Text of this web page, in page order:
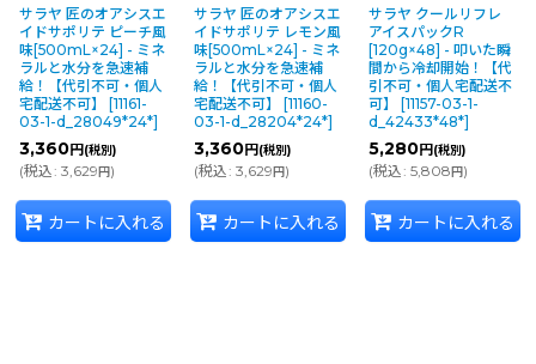
サラヤ 匠のオアシスエ
イドサポリテ ピーチ風
味[500mL×24] - ミネ
ラルと水分を急速補
給！【代引不可・個人
宅配送不可】
[11161-
03-1-d_28049*24*]
3,360円 (税別)
(税込: 3,629 円)
カートに入れる
サラヤ 匠のオアシスエ
イドサポリテ レモン風
味[500mL×24] - ミネ
ラルと水分を急速補
給！【代引不可・個人
宅配送不可】
[11160-
03-1-d_28204*24*]
3,360円 (税別)
(税込: 3,629 円)
カートに入れる
サラヤ クールリフレ
アイスパックR
[120g×48] - 叩いた瞬
間から冷却開始！【代
引不可・個人宅配送不
可】
[11157-03-1-
d_42433*48*]
5,280円 (税別)
(税込: 5,808 円)
カートに入れる